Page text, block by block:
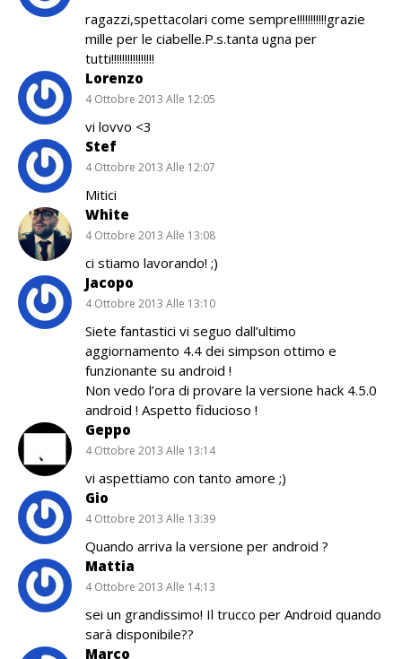
ragazzi,spettacolari come sempre!!!!!!!!!!!grazie
mille per le ciabelle.P.s.tanta ugna per
tutti!!!!!!!!!!!!!!!!
Lorenzo
4 Ottobre 2013 Alle 12:05
vi lovvo <3
Stef
4 Ottobre 2013 Alle 12:07
Mitici
White
4 Ottobre 2013 Alle 13:08
ci stiamo lavorando! ;)
Jacopo
4 Ottobre 2013 Alle 13:10
Siete fantastici vi seguo dall’ultimo
aggiornamento 4.4 dei simpson ottimo e
funzionante su android !
Non vedo l’ora di provare la versione hack 4.5.0
android ! Aspetto fiducioso !
Geppo
4 Ottobre 2013 Alle 13:14
vi aspettiamo con tanto amore ;)
Gio
4 Ottobre 2013 Alle 13:39
Quando arriva la versione per android ?
Mattia
4 Ottobre 2013 Alle 14:13
sei un grandissimo! Il trucco per Android quando
sarà disponibile??
Marco